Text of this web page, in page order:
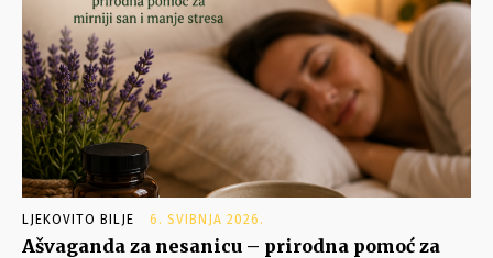
LJEKOVITO BILJE 6. SVIBNJA 2026.
Ašvaganda za nesanicu – prirodna pomoć za